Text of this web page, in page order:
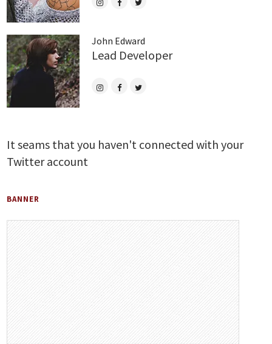
John Edward
Lead Developer
It seams that you haven't connected with your
Twitter account
BANNER